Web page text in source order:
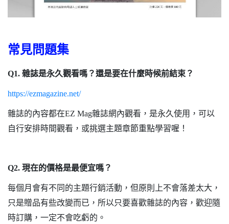
常見問題集
Q1. 雜誌是永久觀看嗎？還是要在什麼時候前結束？
https://ezmagazine.net/
雜誌的內容都在EZ Mag雜誌網內觀看，是永久使用，可以
自行安排時間觀看，或挑選主題章節重點學習喔！
Q2. 現在的價格是最便宜嗎？
每個月會有不同的主題行銷活動，但原則上不會落差太大，
只是贈品有些改變而已，所以只要喜歡雜誌的內容，歡迎隨
時訂購，一定不會吃虧的。